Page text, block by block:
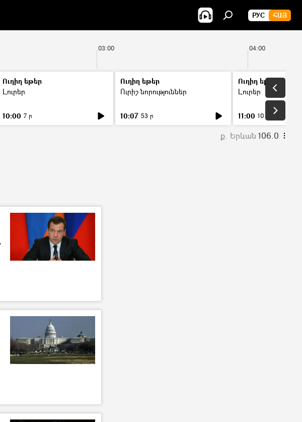
РУС ՀԱՅ
03:00 04:00
Ուղիղ եթեր
Լուրեր
10:00 7 ր
Ուղիղ եթեր
Ուրիշ նորություններ
10:07 53 ր
Ուղիղ եթեր
Լուրեր
11:00 10 ր
ք. Երևան 106.0